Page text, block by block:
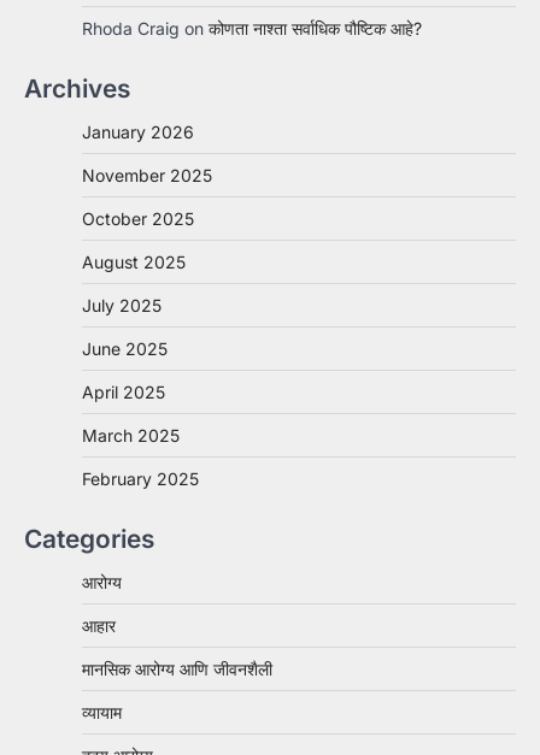
Rhoda Craig on कोणता नाश्ता सर्वाधिक पौष्टिक आहे?
Archives
January 2026
November 2025
October 2025
August 2025
July 2025
June 2025
April 2025
March 2025
February 2025
Categories
आरोग्य
आहार
मानसिक आरोग्य आणि जीवनशैली
व्यायाम